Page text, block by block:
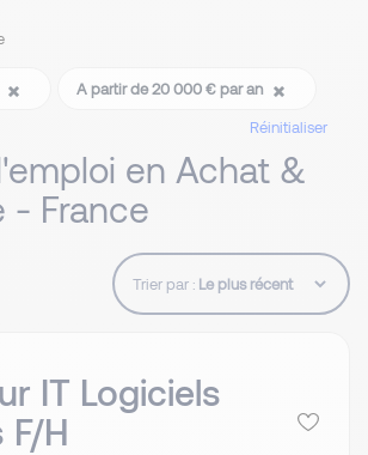
A partir de 20 000 € par an
Réinitialiser
en Achat &
- France
Trier par :
IT Logiciels
F/H